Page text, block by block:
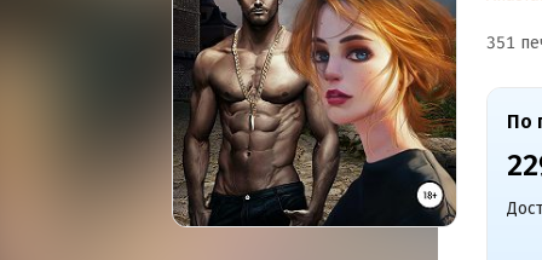
351
По